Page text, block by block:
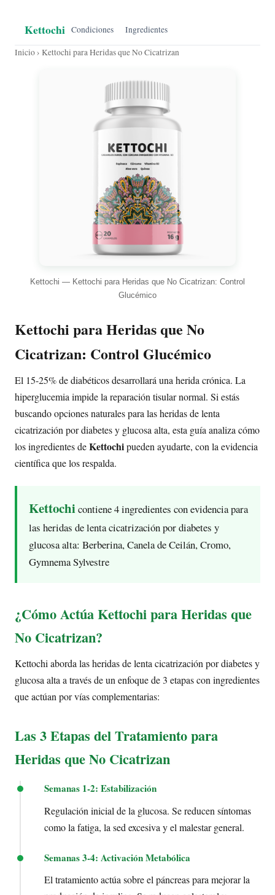
Kettochi Condiciones Ingredientes
Inicio› Kettochi para Heridas que No Cicatrizan
Kettochi — Kettochi para Heridas que No Cicatrizan: Control
Glucémico
Kettochi para Heridas que No
Cicatrizan: Control Glucémico
El 15-25% de diabéticos desarrollará una herida crónica. La
hiperglucemia impide la reparación tisular normal. Si estás
buscando opciones naturales para las heridas de lenta
cicatrización por diabetes y glucosa alta, esta guía analiza cómo
los ingredientes deKettochipueden ayudarte, con la evidencia
científica que los respalda.
Kettochicontiene 4 ingredientes con evidencia para
las heridas de lenta cicatrización por diabetes y
glucosa alta: Berberina, Canela de Ceilán, Cromo,
Gymnema Sylvestre
¿Cómo Actúa Kettochi para Heridas que
No Cicatrizan?
Kettochi aborda las heridas de lenta cicatrización por diabetes y
glucosa alta a través de un enfoque de 3 etapas con ingredientes
que actúan por vías complementarias:
Las 3 Etapas del Tratamiento para
Heridas que No Cicatrizan
Semanas 1-2: Estabilización
Regulación inicial de la glucosa. Se reducen síntomas
como la fatiga, la sed excesiva y el malestar general.
Semanas 3-4: Activación Metabólica
El tratamiento actúa sobre el páncreas para mejorar la